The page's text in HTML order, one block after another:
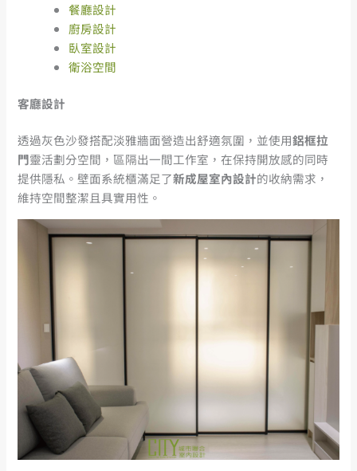
餐廳設計
廚房設計
臥室設計
衛浴空間
客廳設計
透過灰色沙發搭配淡雅牆面營造出舒適氛圍，並使用鋁框拉
門靈活劃分空間，區隔出一間工作室，在保持開放感的同時
提供隱私。壁面系統櫃滿足了新成屋室內設計的收納需求，
維持空間整潔且具實用性。